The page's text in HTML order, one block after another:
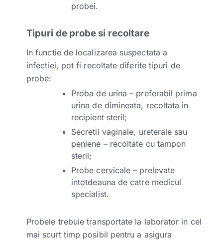
probei.
Tipuri de probe si recoltare
In functie de localizarea suspectata a
infectiei, pot fi recoltate diferite tipuri de
probe:
Proba de urina – preferabil prima
urina de dimineata, recoltata in
recipient steril;
Secretii vaginale, ureterale sau
peniene – recoltate cu tampon
steril;
Probe cervicale – prelevate
intotdeauna de catre medicul
specialist.
Probele trebuie transportate la laborator in cel
mai scurt timp posibil pentru a asigura